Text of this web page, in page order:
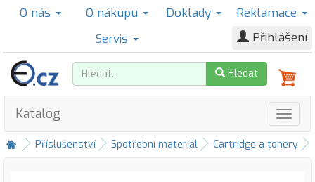
O nás O nákupu Doklady
Reklamace
Servis
Přihlášení
Hledat
Katalog
Příslušenství Spotřební materiál Cartridge a tonery